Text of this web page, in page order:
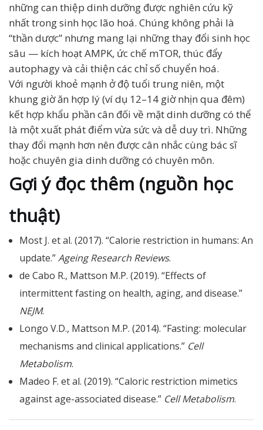
những can thiệp dinh dưỡng được nghiên cứu kỹ
nhất trong sinh học lão hoá. Chúng không phải là
“thần dược” nhưng mang lại những thay đổi sinh học
sâu — kích hoạt AMPK, ức chế mTOR, thúc đẩy
autophagy và cải thiện các chỉ số chuyển hoá.
Với người khoẻ mạnh ở độ tuổi trung niên, một
khung giờ ăn hợp lý (ví dụ 12–14 giờ nhịn qua đêm)
kết hợp khẩu phần cân đối về mặt dinh dưỡng có thể
là một xuất phát điểm vừa sức và dễ duy trì. Những
thay đổi mạnh hơn nên được cân nhắc cùng bác sĩ
hoặc chuyên gia dinh dưỡng có chuyên môn.
Gợi ý đọc thêm (nguồn học
thuật)
Most J. et al. (2017). “Calorie restriction in humans: An
update.”Ageing Research Reviews.
de Cabo R., Mattson M.P. (2019). “Effects of
intermittent fasting on health, aging, and disease.”
NEJM.
Longo V.D., Mattson M.P. (2014). “Fasting: molecular
mechanisms and clinical applications.” Cell
Metabolism.
Madeo F. et al. (2019). “Caloric restriction mimetics
against age-associated disease.” Cell Metabolism.